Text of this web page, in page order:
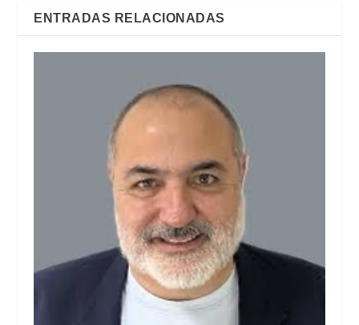
ENTRADAS RELACIONADAS